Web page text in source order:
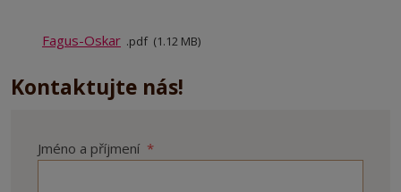
Fagus-Oskar pdf 1.12 MB
Kontaktujte nás!
Jméno a příjmení *